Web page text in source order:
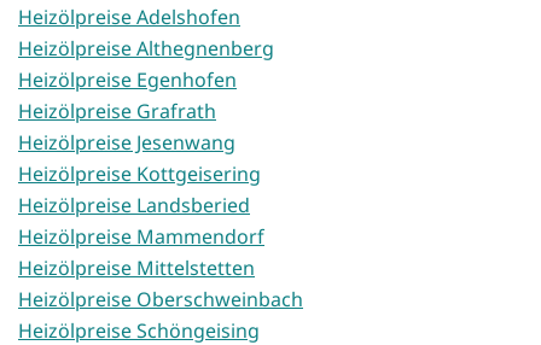
Heizölpreise Adelshofen
Heizölpreise Althegnenberg
Heizölpreise Egenhofen
Heizölpreise Grafrath
Heizölpreise Jesenwang
Heizölpreise Kottgeisering
Heizölpreise Landsberied
Heizölpreise Mammendorf
Heizölpreise Mittelstetten
Heizölpreise Oberschweinbach
Heizölpreise Schöngeising